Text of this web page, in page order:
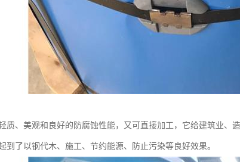
质、美观和良好的防腐蚀性能，又可直接加工，它给建筑业、
到了以钢代木、施工、节约能源、防止污染等良好效果。